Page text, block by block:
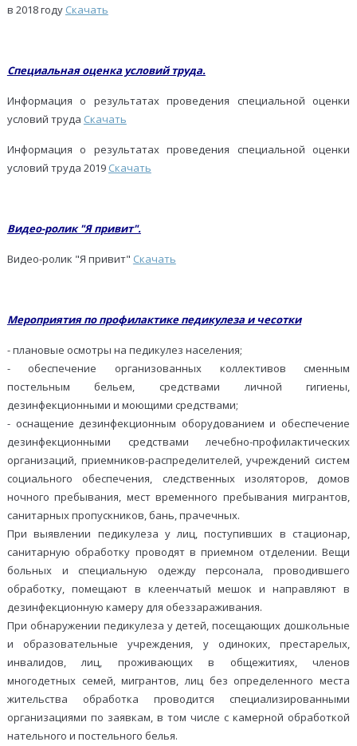
в 2018 году Скачать
Специальная оценка условий труда.
Информация о результатах проведения специальной оценки
условий труда Скачать
Информация о результатах проведения специальной оценки
условий труда 2019 Скачать
Видео-ролик "Я привит".
Видео-ролик "Я привит" Скачать
Мероприятия по профилактике педикулеза и чесотки
- плановые осмотры на педикулез населения;
- обеспечение организованных коллективов сменным
постельным бельем, средствами личной гигиены,
дезинфекционными и моющими средствами;
- оснащение дезинфекционным оборудованием и обеспечение
дезинфекционными средствами лечебно-профилактических
организаций, приемников-распределителей, учреждений систем
социального обеспечения, следственных изоляторов, домов
ночного пребывания, мест временного пребывания мигрантов,
санитарных пропускников, бань, прачечных.
При выявлении педикулеза у лиц, поступивших в стационар,
санитарную обработку проводят в приемном отделении. Вещи
больных и специальную одежду персонала, проводившего
обработку, помещают в клеенчатый мешок и направляют в
дезинфекционную камеру для обеззараживания.
При обнаружении педикулеза у детей, посещающих дошкольные
и образовательные учреждения, у одиноких, престарелых,
инвалидов, лиц, проживающих в общежитиях, членов
многодетных семей, мигрантов, лиц без определенного места
жительства обработка проводится специализированными
организациями по заявкам, в том числе с камерной обработкой
нательного и постельного белья.